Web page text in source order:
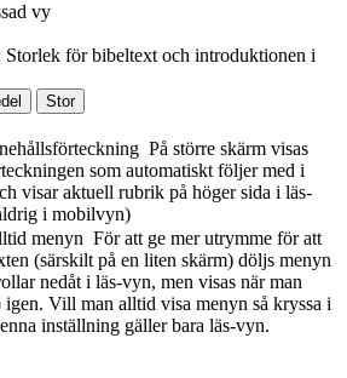
vy
Storlek för bibeltext och introduktionen i
Stor
På större skärm visas
som automatiskt följer med i
visar aktuell rubrik på höger sida i läs-
i mobilvyn)
menyn För att ge mer utrymme för att
(särskilt på en liten skärm) döljs menyn
nedåt i läs-vyn, men visas när man
igen. Vill man alltid visa menyn så kryssa i
inställning gäller bara läs-vyn.